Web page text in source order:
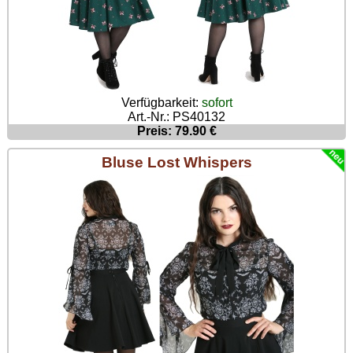
Verfügbarkeit: sofort
Art.-Nr.: PS40132
Preis: 79.90 €
Bluse Lost Whispers